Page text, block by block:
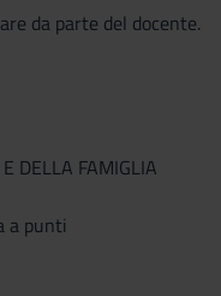
da parte del docente.
DELLA FAMIGLIA
a punti